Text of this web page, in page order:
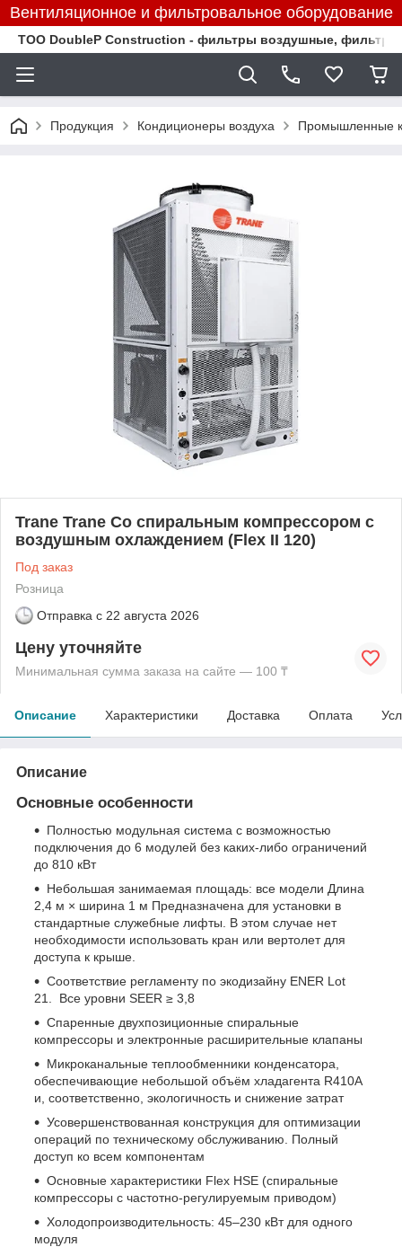
Вентиляционное и фильтровальное оборудование
TOO DoubleP Construction - фильтры воздушные,
Продукция Кондиционеры воздуха Промышленные
Trane Trane Со спиральным компрессором с
воздушным охлаждением (Flex II 120)
Под заказ
Розница
Отправка с 22 августа 2026
Цену уточняйте
Минимальная сумма заказа на сайте — 100 ₸
Описание Характеристики Доставка Оплата
Описание
Основные особенности
Полностью модульная система с возможностью
подключения до 6 модулей без каких-либо ограничений
до 810 кВт
Небольшая занимаемая площадь: все модели Длина
2,4 м × ширина 1 м Предназначена для установки в
стандартные служебные лифты. В этом случае нет
необходимости использовать кран или вертолет для
доступа к крыше.
Соответствие регламенту по экодизайну ENER Lot
21. Все уровни SEER ≥ 3,8
Спаренные двухпозиционные спиральные
компрессоры и электронные расширительные клапаны
Микроканальные теплообменники конденсатора,
обеспечивающие небольшой объём хладагента R410A
и, соответственно, экологичность и снижение затрат
Усовершенствованная конструкция для оптимизации
операций по техническому обслуживанию. Полный
доступ ко всем компонентам
Основные характеристики Flex HSE (спиральные
компрессоры с частотно-регулируемым приводом)
Холодопроизводительность: 45–230 кВт для одного
модуля